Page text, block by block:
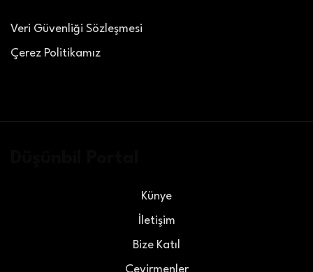
Veri Güvenliği Sözleşmesi
Çerez Politikamız
Künye
İletişim
Bize Katıl
Çevirmenler